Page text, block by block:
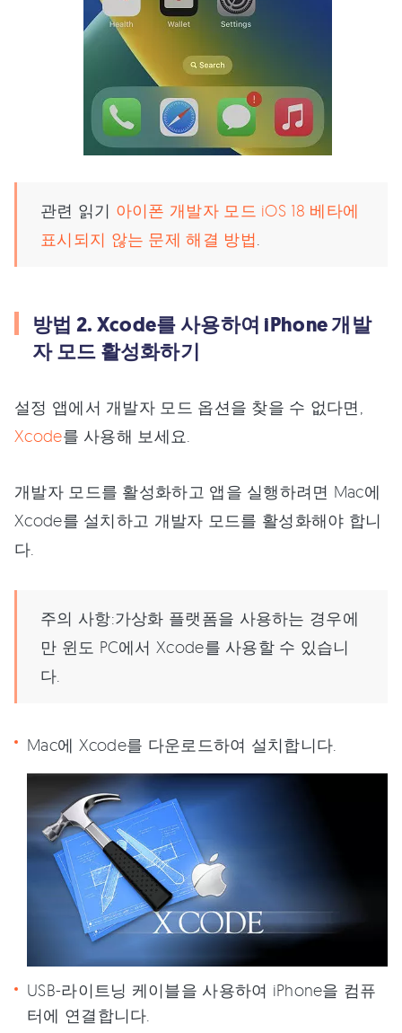
관련 읽기 아이폰 개발자 모드 iOS 18 베타에
표시되지 않는 문제 해결 방법
방법 2. Xcode를 사용하여 iPhone 개발
자 모드 활성화하기
설정 앱에서 개발자 모드 옵션을 찾을 수 없다면,
Xcode를 사용해 보세요.
개발자 모드를 활성화하고 앱을 실행하려면 Mac에
Xcode를 설치하고 개발자 모드를 활성화해야 합니
다.
주의 사항:가상화 플랫폼을 사용하는 경우에
만 윈도 PC에서 Xcode를 사용할 수 있습니
다.
Mac에 Xcode를 다운로드하여 설치합니다.
USB-라이트닝 케이블을 사용하여 iPhone을 컴퓨
터에 연결합니다.